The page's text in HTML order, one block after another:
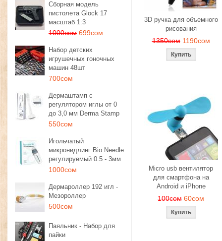
Сборная модель
пистолета Glock 17
масштаб 1:3
1000сом 699сом
Набор детских
игрушечных гоночных
машин 48шт
700сом
Дермаштамп с
регулятором иглы от 0
до 3,0 мм Derma Stamp
550сом
Игольчатый
микронидлинг Bio Needle
регулируемый 0.5 - 3мм
1000сом
Дермароллер 192 игл -
Мезороллер
500сом
Паяльник - Набор для
пайки
3D ручка для объемного
рисования
1350сом 1190сом
Micro usb вентилятор
для смартфона на
Android и iPhone
100сом 60сом